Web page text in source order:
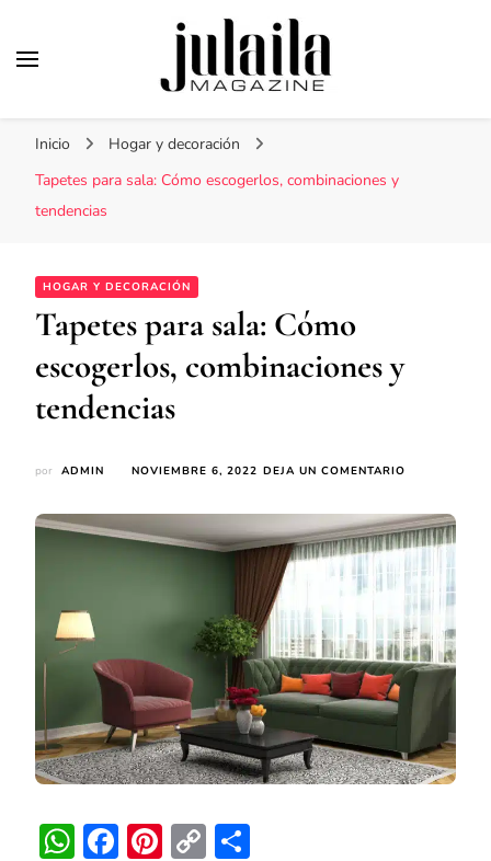
Inicio
Hogar y decoración
Tapetes para sala: Cómo escogerlos, combinaciones y
tendencias
HOGAR Y DECORACIÓN
Tapetes para sala: Cómo
escogerlos, combinaciones y
tendencias
por ADMIN NOVIEMBRE 6, 2022 DEJA UN COMENTARIO
SALA:
CÓMO
ESCOGERLOS,
TENDENCIAS
WhatsApp
Facebook
Pinterest
Copy